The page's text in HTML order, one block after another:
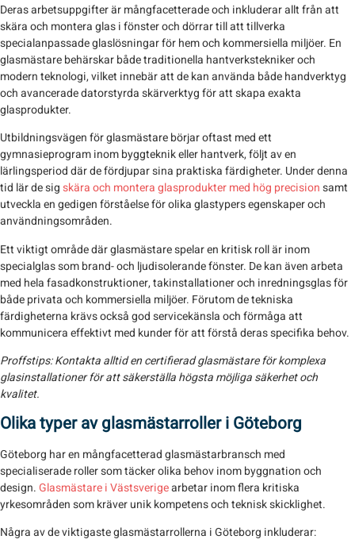
Deras arbetsuppgifter är mångfacetterade och inkluderar allt från att
skära och montera glas i fönster och dörrar till att tillverka
specialanpassade glaslösningar för hem och kommersiella miljöer. En
glasmästare behärskar både traditionella hantverkstekniker och
modern teknologi, vilket innebär att de kan använda både handverktyg
och avancerade datorstyrda skärverktyg för att skapa exakta
glasprodukter.
Utbildningsvägen för glasmästare börjar oftast med ett
gymnasieprogram inom byggteknik eller hantverk, följt av en
lärlingsperiod där de fördjupar sina praktiska färdigheter. Under denna
tid lär de sigskära och montera glasprodukter med hög precisionsamt
utveckla en gedigen förståelse för olika glastypers egenskaper och
användningsområden.
Ett viktigt område där glasmästare spelar en kritisk roll är inom
specialglas som brand- och ljudisolerande fönster. De kan även arbeta
med hela fasadkonstruktioner, takinstallationer och inredningsglas för
både privata och kommersiella miljöer. Förutom de tekniska
färdigheterna krävs också god servicekänsla och förmåga att
kommunicera effektivt med kunder för att förstå deras specifika behov.
Proffstips:Kontakta alltid en certifierad glasmästare för komplexa
glasinstallationer för att säkerställa högsta möjliga säkerhet och
kvalitet.
Olika typer av glasmästarroller i Göteborg
Göteborg har en mångfacetterad glasmästarbransch med
specialiserade roller som täcker olika behov inom byggnation och
design.Glasmästare i Västsverigearbetar inom flera kritiska
yrkesområden som kräver unik kompetens och teknisk skicklighet.
Några av de viktigaste glasmästarrollerna i Göteborg inkluderar: